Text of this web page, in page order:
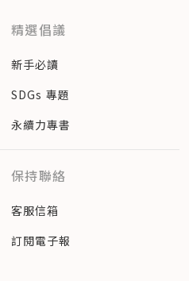
精選倡議
新手必讀
SDGs 專題
永續力專書
保持聯絡
客服信箱
訂閱電子報